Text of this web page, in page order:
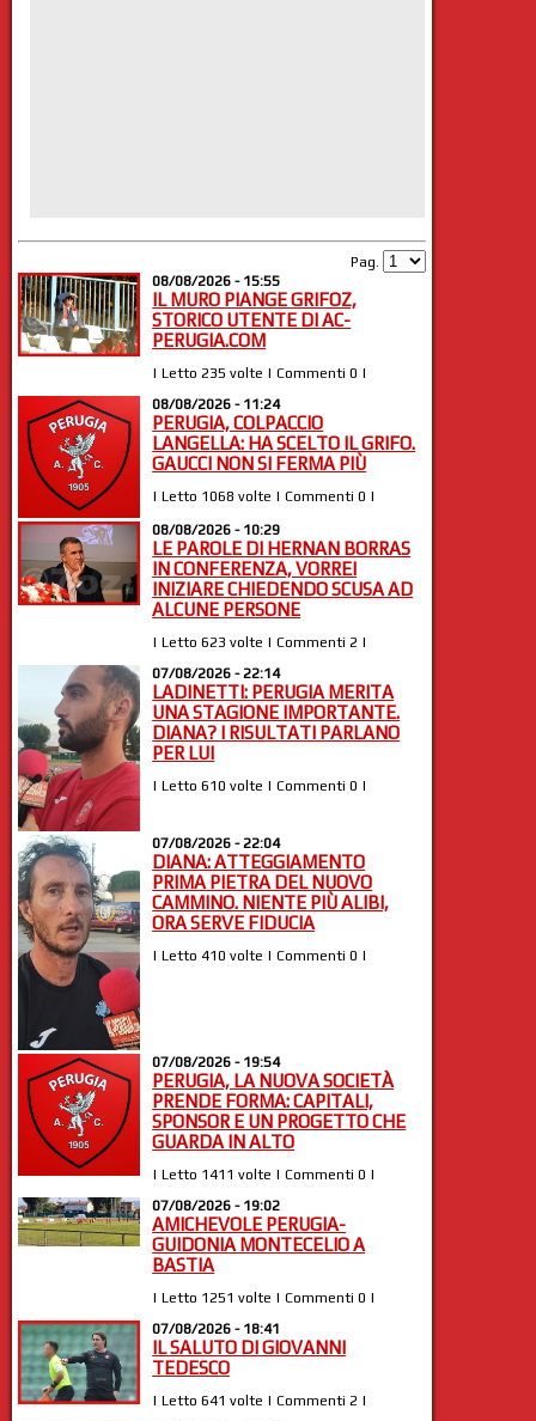
Pag.
08/08/2026 - 15:55
IL MURO PIANGE GRIFOZ,
STORICO UTENTE DI AC-
PERUGIA.COM
| Letto 235 volte | Commenti 0 |
08/08/2026 - 11:24
PERUGIA, COLPACCIO
LANGELLA: HA SCELTO IL GRIFO.
GAUCCI NON SI FERMA PIÙ
| Letto 1068 volte | Commenti 0 |
08/08/2026 - 10:29
LE PAROLE DI HERNAN BORRAS
IN CONFERENZA, VORREI
INIZIARE CHIEDENDO SCUSA AD
ALCUNE PERSONE
| Letto 623 volte | Commenti 2 |
07/08/2026 - 22:14
LADINETTI: PERUGIA MERITA
UNA STAGIONE IMPORTANTE.
DIANA? I RISULTATI PARLANO
PER LUI
| Letto 610 volte | Commenti 0 |
07/08/2026 - 22:04
DIANA: ATTEGGIAMENTO
PRIMA PIETRA DEL NUOVO
CAMMINO. NIENTE PIÙ ALIBI,
ORA SERVE FIDUCIA
| Letto 410 volte | Commenti 0 |
07/08/2026 - 19:54
PERUGIA, LA NUOVA SOCIETÀ
PRENDE FORMA: CAPITALI,
SPONSOR E UN PROGETTO CHE
GUARDA IN ALTO
| Letto 1411 volte | Commenti 0 |
07/08/2026 - 19:02
AMICHEVOLE PERUGIA-
GUIDONIA MONTECELIO A
BASTIA
| Letto 1251 volte | Commenti 0 |
07/08/2026 - 18:41
IL SALUTO DI GIOVANNI
TEDESCO
| Letto 641 volte | Commenti 2 |